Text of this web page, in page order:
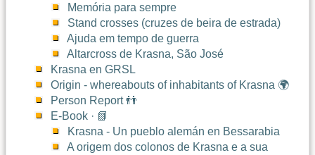
Memória para sempre
Stand crosses (cruzes de beira de estrada)
Ajuda em tempo de guerra
Altarcross de Krasna, São José
Krasna en GRSL
Origin - whereabouts of inhabitants of Krasna 🌍
Person Report 👬
E-Book · 📗
Krasna - Un pueblo alemán en Bessarabia
A origem dos colonos de Krasna e a sua